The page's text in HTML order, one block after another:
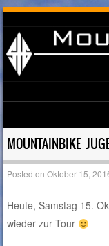
Skip to content
MOUNTAINBIKE
Posted onOktober 15,
Heute, Samstag 15.
wieder zur Tour